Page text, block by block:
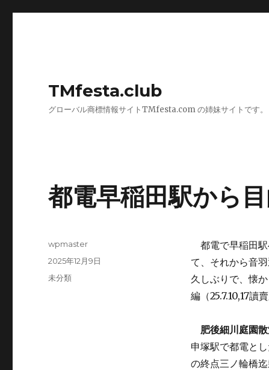
TMfesta.club
グローバル商標情報サイトTMfesta.com の姉妹サイトです。
都電早稲田駅から
都電で早稲田駅
て、それから音
久しぶりで、懐
編（25.7.10,17讀
肥後細川庭園
申塚駅で都電と
の終点三ノ輪橋
投
wpmaster
投
稿
2025年12月9日
カ
未分類